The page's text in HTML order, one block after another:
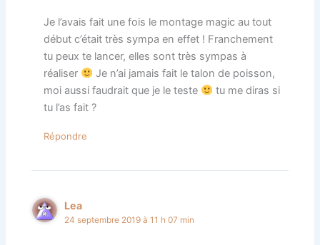
Je l’avais fait une fois le montage magic au tout
début c’était très sympa en effet ! Franchement
tu peux te lancer, elles sont très sympas à
réaliser
Je n’ai jamais fait le talon de poisson,
moi aussi faudrait que je le teste
tu me diras si
tu l’as fait ?
Répondre
Lea
24 septembre 2019 à 11 h 07 min